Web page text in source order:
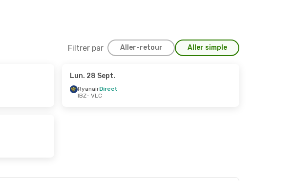
Filtrer par Aller-retour Aller simple
- Mar. 22 Sept.
Lun. 28 Sept.
RyanairDirect
IBZ- VLC